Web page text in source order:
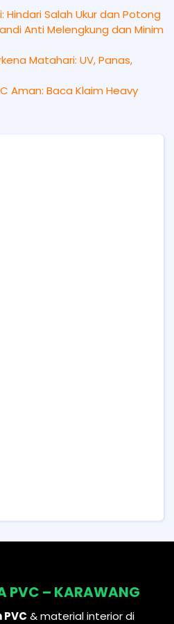
Hindari Salah Ukur dan Potong
Anti Melengkung dan Minim
Matahari: UV, Panas,
Aman: Baca Klaim Heavy
PVC – KARAWANG
& material interior di